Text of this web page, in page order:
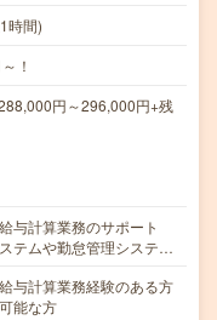
時間)
！
円～296,000円+残
与計算業務のサポート
テムや勤怠管理システ…
与計算業務経験のある方
能な方